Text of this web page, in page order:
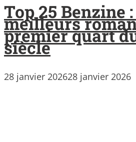
Top 25 Benzine
meilleurs
premier quart
siècle
28 janvier 202628 janvier 2026